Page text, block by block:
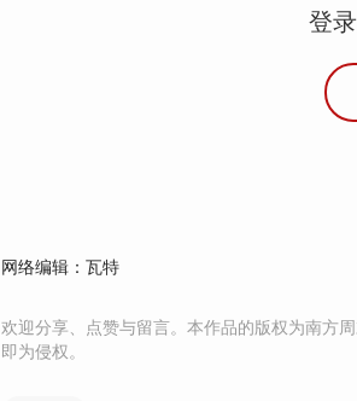
登
网络编辑：瓦特
欢迎分享、点赞与留言。本作品的版权为南方
即为侵权。